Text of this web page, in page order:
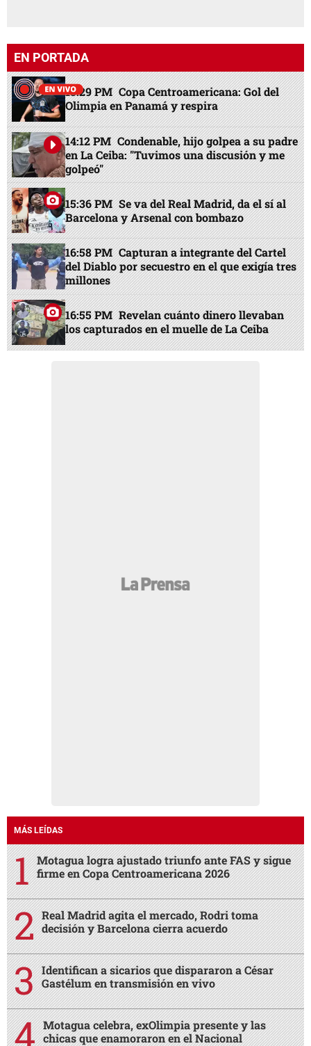
EN PORTADA
13:29 PM Copa Centroamericana: Gol del
Olimpia en Panamá y respira
14:12 PM Condenable, hijo golpea a su padre
en La Ceiba: "Tuvimos una discusión y me
golpeó"
15:36 PM Se va del Real Madrid, da el sí al
Barcelona y Arsenal con bombazo
16:58 PM Capturan a integrante del Cartel
del Diablo por secuestro en el que exigía tres
millones
16:55 PM Revelan cuánto dinero llevaban
los capturados en el muelle de La Ceiba
MÁS LEÍDAS
Motagua logra ajustado triunfo ante FAS y sigue
firme en Copa Centroamericana 2026
Real Madrid agita el mercado, Rodri toma
decisión y Barcelona cierra acuerdo
Identifican a sicarios que dispararon a César
Gastélum en transmisión en vivo
Motagua celebra, exOlimpia presente y las
chicas que enamoraron en el Nacional